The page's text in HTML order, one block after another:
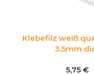
Klebefilz weiß
3,5mm
5,75€